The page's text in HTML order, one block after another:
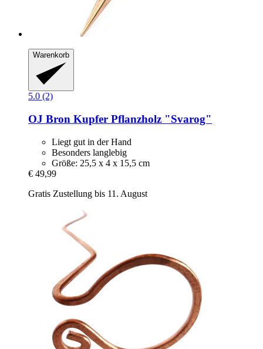
Warenkorb
5.0 (2)
OJ Bron Kupfer Pflanzholz "Svarog"
Liegt gut in der Hand
Besonders langlebig
Größe: 25,5 x 4 x 15,5 cm
€ 49,99
Gratis Zustellung bis 11. August